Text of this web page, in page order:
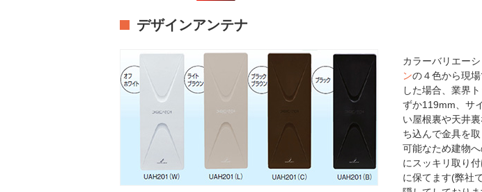
デザインアンテナ
カラーバリエー
ンの４色から現
した場合、業界
ずか119mm、サ
い屋根裏や天井
ち込んで金具を
可能なため建物
にスッキリ取り
に保てます(弊社